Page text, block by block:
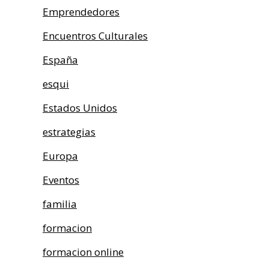
Emprendedores
Encuentros Culturales
España
esqui
Estados Unidos
estrategias
Europa
Eventos
familia
formacion
formacion online